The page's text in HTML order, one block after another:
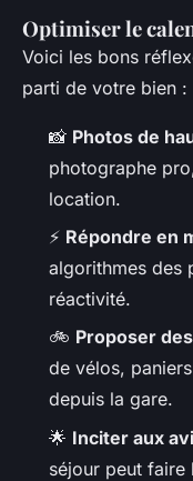
Optimiser le
Voici les bons
parti de votre bien :
📸 Photos de
photographe
location.
⚡ Répondre en
algorithmes des
réactivité.
🚲 Proposer
de vélos,
depuis la gare.
🌟 Inciter aux
séjour peut faire